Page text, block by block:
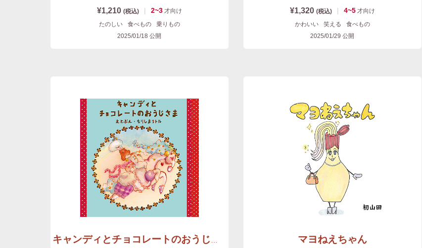
¥1,210 (税込) | 2~3 才向け
たのしい
食べもの
乗りもの
2025/01/18 公開
¥1,320 (税込) | 4~5 才向け
かわいい
笑える
食べもの
2025/01/29 公開
マヨねえちゃん